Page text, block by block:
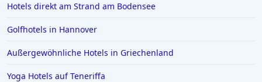
Hotels in Madrid
Hotels in Wyk auf Föhr
Hotels direkt am Strand am Bodensee
Golfhotels in Hannover
Außergewöhnliche Hotels in Griechenland
Yoga Hotels auf Teneriffa